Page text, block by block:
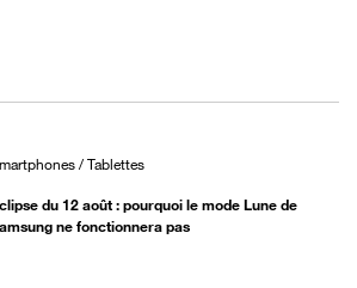
/ Tablettes
du 12 août : pourquoi le mode Lune de
ne fonctionnera pas